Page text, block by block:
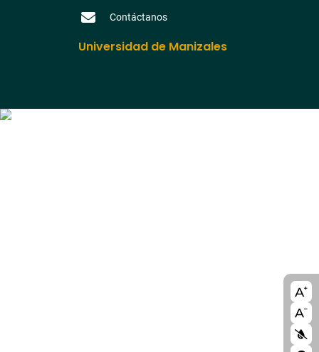
A11y
Contáctanos
Universidad de Manizales